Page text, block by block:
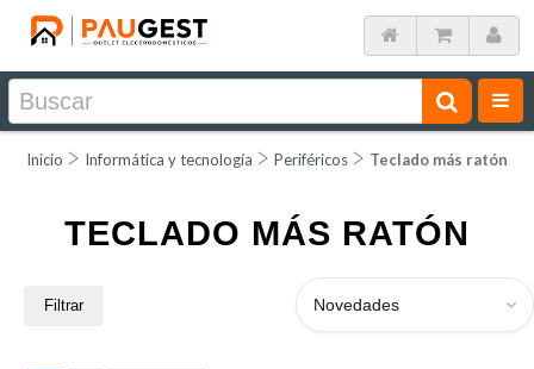
Inicio Informática y tecnología Periféricos Teclado más ratón
TECLADO MÁS RATÓN
Filtrar Novedades